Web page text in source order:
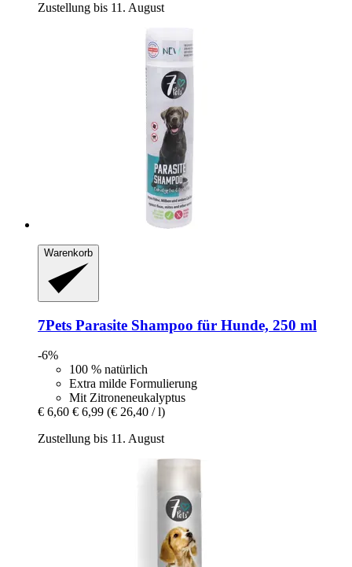
Zustellung bis 11. August
Warenkorb
7Pets Parasite Shampoo für Hunde, 250 ml
-6%
100 % natürlich
Extra milde Formulierung
Mit Zitroneneukalyptus
€ 6,60 € 6,99 (€ 26,40 / l)
Zustellung bis 11. August